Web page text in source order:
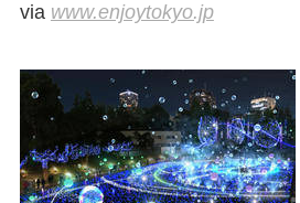
via www.enjoytokyo.jp